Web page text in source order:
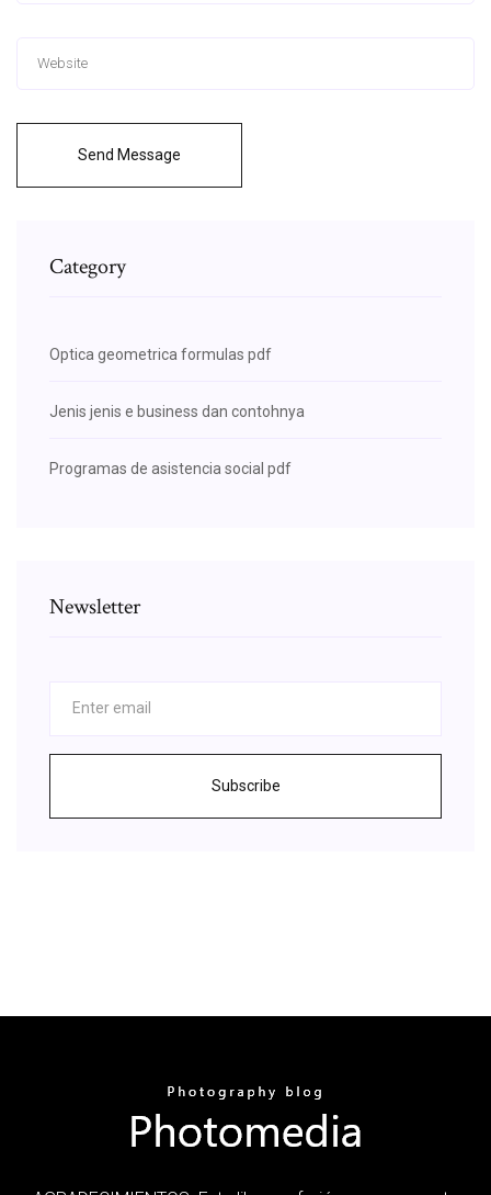
Send Message
Category
Optica geometrica formulas pdf
Jenis jenis e business dan contohnya
Programas de asistencia social pdf
Newsletter
Subscribe